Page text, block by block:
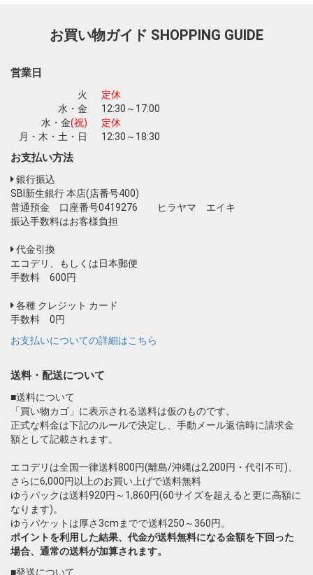
お買い物ガイド SHOPPING GUIDE
営業日
火
定休
水・金
12:30～17:00
水・金(祝)
定休
月・木・土・日
12:30～18:30
お支払い方法
銀行振込
SBI新生銀行 本店(店番号400)
普通預金 口座番号0419276 ヒラヤマ エイキ
振込手数料はお客様負担
代金引換
エコデリ、もしくは日本郵便
手数料 600円
各種 クレジット カード
手数料 0円
お支払いについての詳細はこちら
送料・配送について
■送料について
「買い物カゴ」に表示される送料は仮のものです。
正式な料金は下記のルールで決定し、手動メール返信時に請求金
額として記載されます。
エコデリは全国一律送料800円(離島/沖縄は2,200円・代引不可)、
さらに6,000円以上のお買い上げで送料無料
ゆうパックは送料920円～1,860円(60サイズを超えると更に高額に
なります)。
ゆうパケットは厚さ3cmまでで送料250～360円。
ポイントを利用した結果、代金が送料無料になる金額を下回った
場合、通常の送料が加算されます。
■発送について